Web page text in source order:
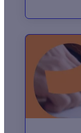
aussi des
et mieux
menée